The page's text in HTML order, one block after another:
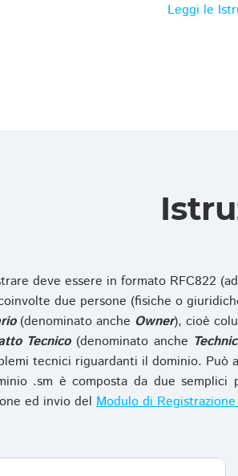
Leggi le
deve essere in formato RFC822
due persone (fisiche o
(denominato anche Owner), cioè
Tecnico(denominato anche
tecnici riguardanti il dominio. Può
.sm è composta da due
ed invio del Modulo di